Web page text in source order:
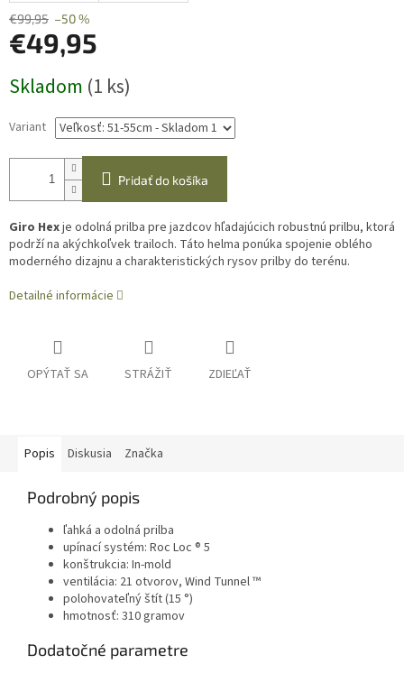
€99,95 –50 %
€49,95
cena:
Skladom (1 ks)
Variant
Pridať do košíka
Giro Hexje odolná prilba pre jazdcov hľadajúcich robustnú prilbu, ktorá
podrží na akýchkoľvek trailoch. Táto helma ponúka spojenie oblého
moderného dizajnu a charakteristických rysov prilby do terénu.
Detailné informácie
OPÝTAŤ SA STRÁŽIŤ ZDIEĽAŤ
Popis Diskusia Značka
Podrobný popis
ľahká a odolná prilba
upínací systém: Roc Loc ® 5
konštrukcia: In-mold
ventilácia: 21 otvorov, Wind Tunnel ™
polohovateľný štít (15 °)
hmotnosť: 310 gramov
Dodatočné parametre